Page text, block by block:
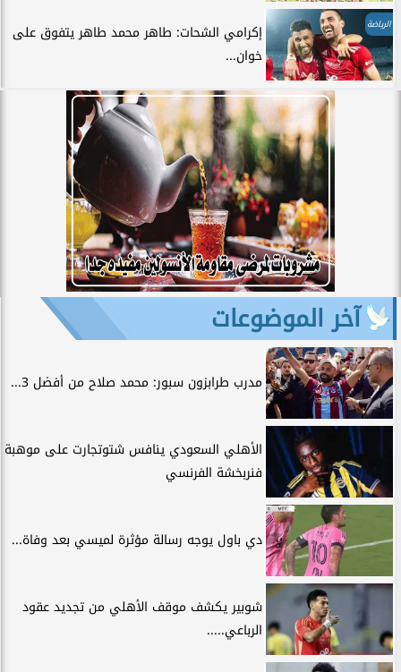
الرياضة
إكرامي الشحات: طاهر محمد طاهر يتفوق على
خوان...
آخر الموضوعات
مدرب طرابزون سبور: محمد صلاح من أفضل 3...
الأهلي السعودي ينافس شتوتجارت على موهبة
فنربخشة الفرنسي
دي باول يوجه رسالة مؤثرة لميسي بعد وفاة...
شوبير يكشف موقف الأهلي من تجديد عقود
الرباعي.....